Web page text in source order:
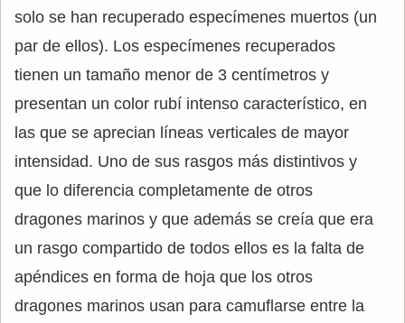
solo se han recuperado especímenes muertos (un
par de ellos). Los especímenes recuperados
tienen un tamaño menor de 3 centímetros y
presentan un color rubí intenso característico, en
las que se aprecian líneas verticales de mayor
intensidad. Uno de sus rasgos más distintivos y
que lo diferencia completamente de otros
dragones marinos y que además se creía que era
un rasgo compartido de todos ellos es la falta de
apéndices en forma de hoja que los otros
dragones marinos usan para camuflarse entre la